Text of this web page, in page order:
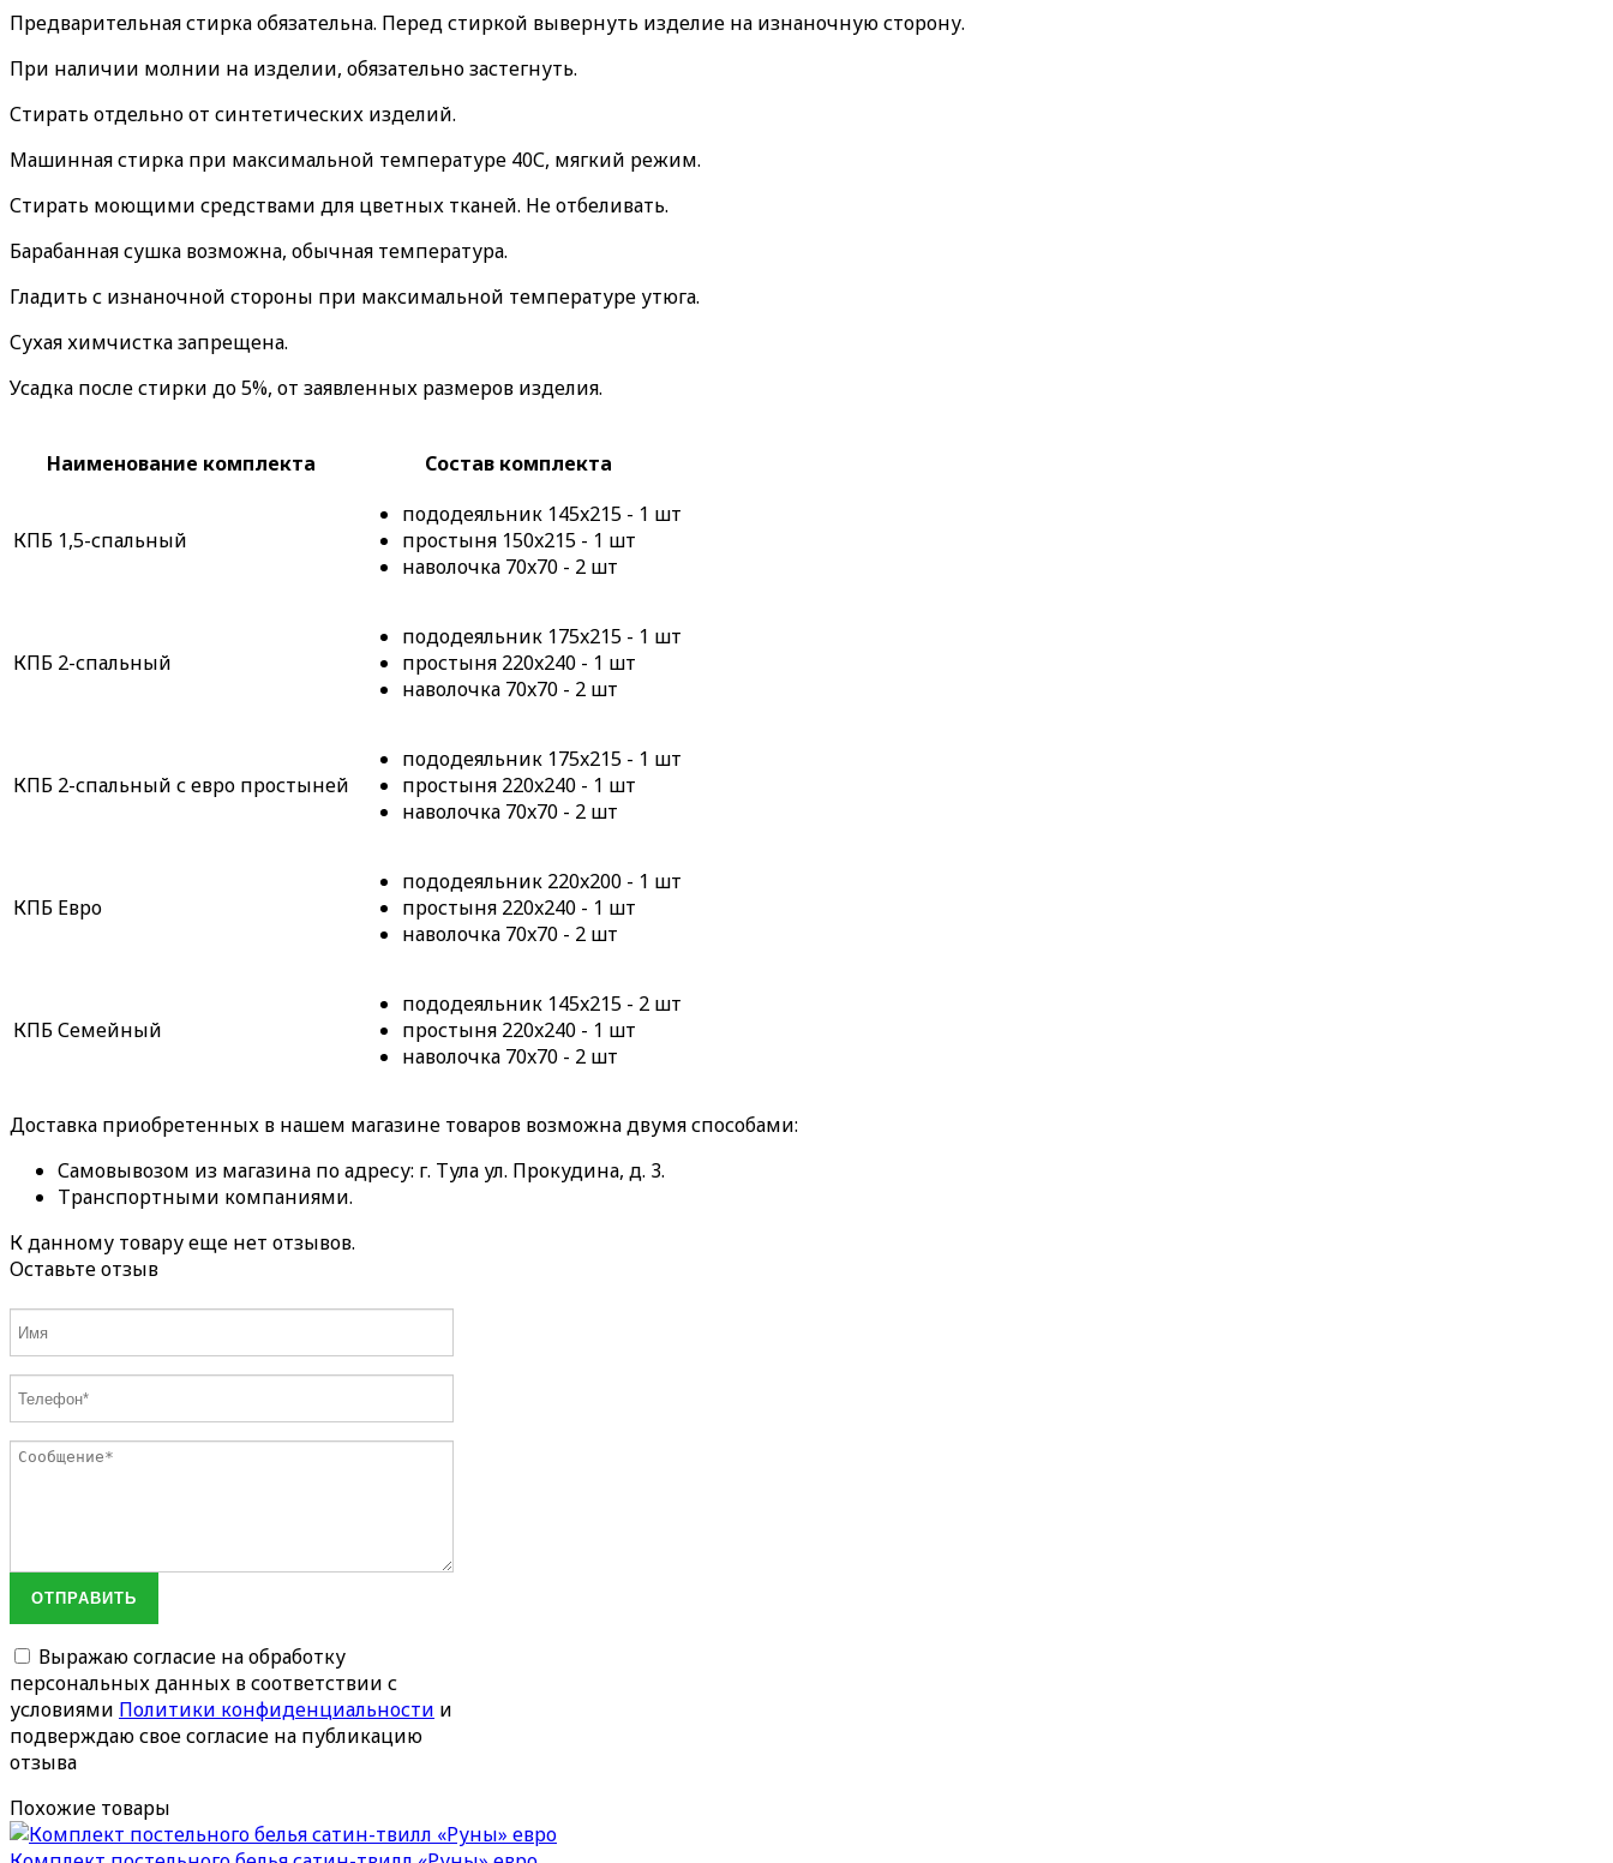
Предварительная стирка обязательна. Перед стиркой вывернуть изделие на изнаночную сторону.
При наличии молнии на изделии, обязательно застегнуть.
Стирать отдельно от синтетических изделий.
Машинная стирка при максимальной температуре 40С, мягкий режим.
Стирать моющими средствами для цветных тканей. Не отбеливать.
Барабанная сушка возможна, обычная температура.
Гладить с изнаночной стороны при максимальной температуре утюга.
Сухая химчистка запрещена.
Усадка после стирки до 5%, от заявленных размеров изделия.
Наименование комплекта Состав комплекта
КПБ 1,5-спальный
пододеяльник 145x215 - 1 шт
простыня 150x215 - 1 шт
наволочка 70x70 - 2 шт
КПБ 2-спальный
пододеяльник 175x215 - 1 шт
простыня 220x240 - 1 шт
наволочка 70x70 - 2 шт
КПБ 2-спальный с евро простыней
пододеяльник 175x215 - 1 шт
простыня 220x240 - 1 шт
наволочка 70x70 - 2 шт
КПБ Евро
пододеяльник 220x200 - 1 шт
простыня 220x240 - 1 шт
наволочка 70x70 - 2 шт
КПБ Семейный
пододеяльник 145x215 - 2 шт
простыня 220x240 - 1 шт
наволочка 70x70 - 2 шт
Доставка приобретенных в нашем магазине товаров возможна двумя способами:
Самовывозом из магазина по адресу: г. Тула ул. Прокудина, д. 3.
Транспортными компаниями.
К данному товару еще нет отзывов.
Оставьте отзыв
ОТПРАВИТЬ
Выражаю согласие на обработку
персональных данных в соответствии с
условиями Политики конфиденциальности и
подверждаю свое согласие на публикацию
отзыва
Похожие товары